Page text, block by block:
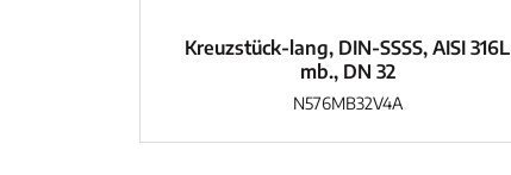
Kreuzstück-lang, DIN-SSSS, AISI 316L
mb., DN 32
N576MB32V4A